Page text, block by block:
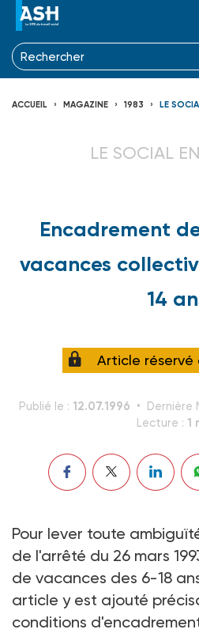
ACCUEIL MAGAZINE 1983 LE
LE SOCIAL
Encadrement
vacances
14
Article réservé
Publié le : 12.07.1996 Dernière
Lecture : 1
Pour lever toute
de l'arrêté du 26 mars
de vacances des 6-18
article y est ajouté
conditions